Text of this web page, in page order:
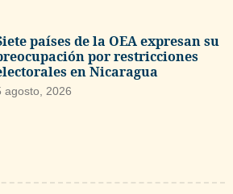
países de la OEA expresan su
por restricciones
en Nicaragua
agosto, 2026